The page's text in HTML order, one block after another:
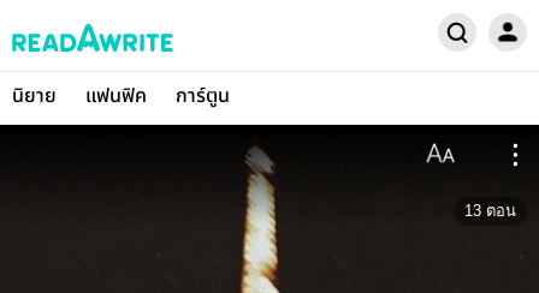
นิยาย แฟนฟิค การ์ตูน
13 ตอน